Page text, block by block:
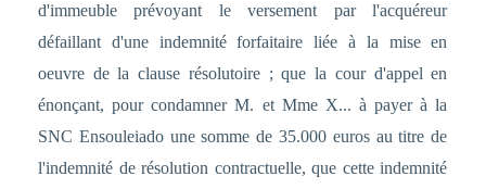
d'immeuble prévoyant le versement par l'acquéreur
défaillant d'une indemnité forfaitaire liée à la mise en
oeuvre de la clause résolutoire ; que la cour d'appel en
énonçant, pour condamner M. et Mme X... à payer à la
SNC Ensouleiado une somme de 35.000 euros au titre de
l'indemnité de résolution contractuelle, que cette indemnité